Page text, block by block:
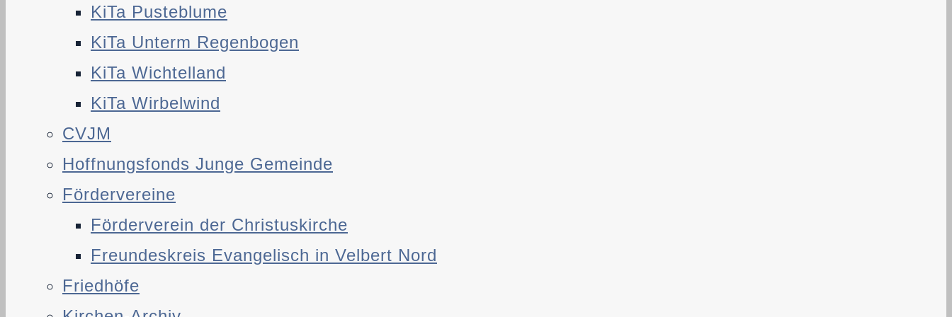
KiTa Pusteblume
KiTa Unterm Regenbogen
KiTa Wichtelland
KiTa Wirbelwind
CVJM
Hoffnungsfonds Junge Gemeinde
Fördervereine
Förderverein der Christuskirche
Freundeskreis Evangelisch in Velbert Nord
Friedhöfe